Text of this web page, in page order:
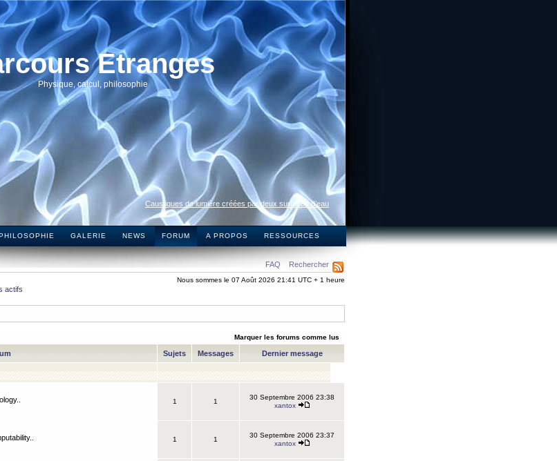
Etranges
Physique, calcul, philosophie
Caustiques de lumière créées par deux surfaces d’eau
GALERIE NEWS FORUM A PROPOS RESSOURCES
FAQ Rechercher
Nous sommes le 07 Août 2026 21:41 UTC + 1 heure
actifs
Marquer les forums comme lus
Sujets Messages Dernier message
1 1
30 Septembre 2006 23:38
xantox
1 1
30 Septembre 2006 23:37
xantox